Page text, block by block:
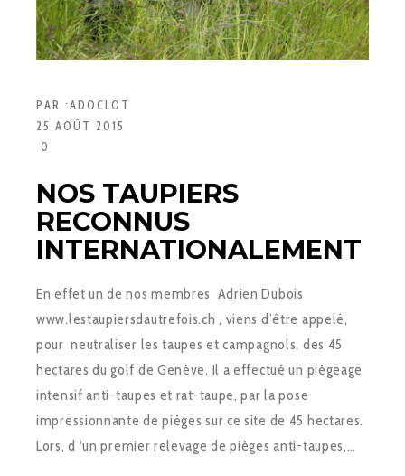
PAR :ADOCLOT
25 AOÛT 2015
0
NOS TAUPIERS
RECONNUS
INTERNATIONALEMENT
En effet un de nos membres Adrien Dubois
www.lestaupiersdautrefois.ch , viens d’être appelé,
pour neutraliser les taupes et campagnols, des 45
hectares du golf de Genève. Il a effectué un piégeage
intensif anti-taupes et rat-taupe, par la pose
impressionnante de pièges sur ce site de 45 hectares.
Lors, d ‘un premier relevage de pièges anti-taupes,…